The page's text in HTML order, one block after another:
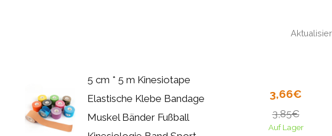
5 cm * 5 m Kinesiotape
Elastische Klebe Bandage
Muskel Bänder Fußball
3,66€
3,85€
Auf Lager